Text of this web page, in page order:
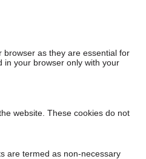
as they are essential for
in your browser only with your
website. These cookies do not
are termed as non-necessary